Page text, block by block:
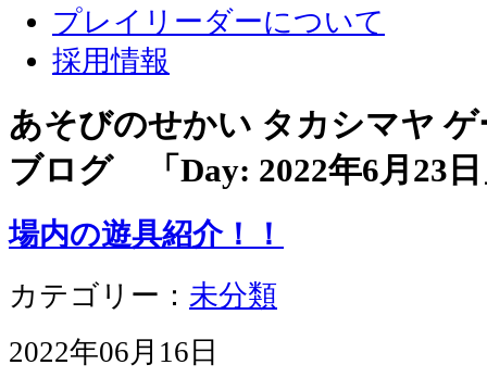
プレイリーダーについて
採用情報
あそびのせかい タカシマヤ
ブログ 「Day: 2022年6月23日
場内の遊具紹介！！
カテゴリー： 未分類
2022年06月16日